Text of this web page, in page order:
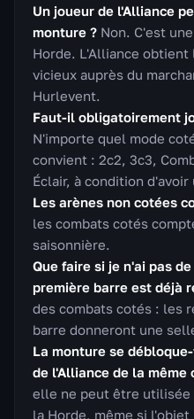
Un joueur de l'Alliance
monture ? Non. C'est
Horde. L'Alliance
vicieux auprès du
Hurlevent.
Faut-il obligatoirement
N'importe quel mode
convient : 2c2, 3c3,
Éclair, à condition d'avoir
Les arènes non cotées
les combats cotés
saisonnière.
Que faire si je n'ai pas
première barre est déjà
des combats cotés : les
barre donneront une
La monture se
de l'Alliance de la même
elle ne peut être utilisée
la Horde, même si